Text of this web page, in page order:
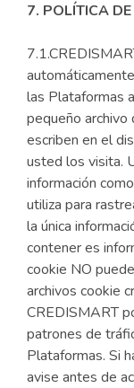
7. POLÍTICA
las Plataformas
pequeño
escriben en el
usted los visita.
información
utiliza para
la única
contener es
cookie NO
archivos cookie
CREDISMART
patrones de
Plataformas. Si
avise antes de